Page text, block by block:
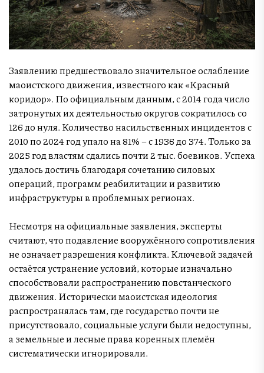
Заявлению предшествовало значительное ослабление
маоистского движения, известного как «Красный
коридор». По официальным данным, с 2014 года число
затронутых их деятельностью округов сократилось со
126 до нуля. Количество насильственных инцидентов с
2010 по 2024 год упало на 81% – с 1936 до 374. Только за
2025 год властям сдались почти 2 тыс. боевиков. Успеха
удалось достичь благодаря сочетанию силовых
операций, программ реабилитации и развитию
инфраструктуры в проблемных регионах.
Несмотря на официальные заявления, эксперты
считают, что подавление вооружённого сопротивления
не означает разрешения конфликта. Ключевой задачей
остаётся устранение условий, которые изначально
способствовали распространению повстанческого
движения. Исторически маоистская идеология
распространялась там, где государство почти не
присутствовало, социальные услуги были недоступны,
а земельные и лесные права коренных племён
систематически игнорировали.